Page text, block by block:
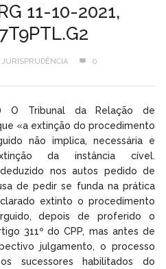
11-10-2021,
JURISPRUDÊNCIA 0
O Tribunal da Relação de
«a extinção do procedimento
não implica, necessária e
da instância cível.
nos autos pedido de
de pedir se funda na prática
extinto o procedimento
depois de proferido o
311º do CPP, mas antes de
julgamento, o processo
sucessores habilitados do